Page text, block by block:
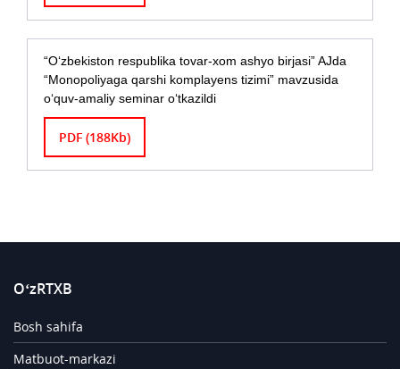
“O‘zbekiston respublika tovar-xom ashyo birjasi” AJda
“Monopoliyaga qarshi komplayens tizimi” mavzusida
o‘quv-amaliy seminar o‘tkazildi
PDF (188Kb)
O‘zRTXB
Bosh sahifa
Matbuot-markazi